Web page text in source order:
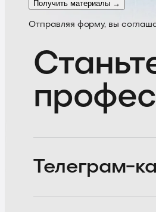
Получить материалы →
Отправляя форму, вы
Телеграм-